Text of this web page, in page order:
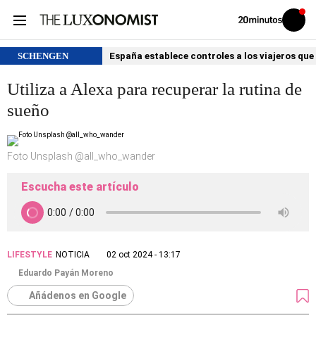
Volver
Iniciar
sesión
SCHENGEN España establece controles a los viajeros
Utiliza a Alexa para recuperar la rutina de
sueño
Foto Unsplash @all_who_wander
Escucha este artículo
LIFESTYLE NOTICIA
02 oct 2024 - 13:17
Eduardo Payán Moreno
Añádenos en Google